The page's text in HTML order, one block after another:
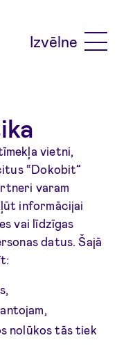
Izvēlne
vietni,
“Dokobit”
varam
informācijai
vai līdzīgas
datus. Šajā
nolūkos tās tiek